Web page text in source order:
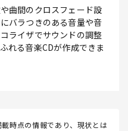
曲間のクロスフェード設
バラつきのある音量や音
ライザでサウンドの調整
れる音楽CDが作成できま
時点の情報であり、現状とは